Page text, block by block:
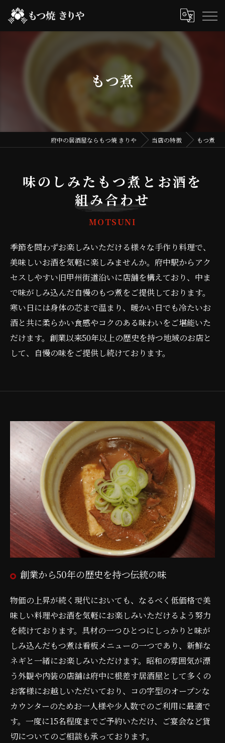
もつ煮
府中の居酒屋ならもつ焼 きりや 当店の特徴 もつ煮
味のしみたもつ煮とお酒を
組み合わせ
MOTSUNI
季節を問わずお楽しみいただける様々な手作り料理で、
美味しいお酒を気軽に楽しみませんか。府中駅からアク
セスしやすい旧甲州街道沿いに店舗を構えており、中ま
で味がしみ込んだ自慢のもつ煮をご提供しております。
寒い日には身体の芯まで温まり、暖かい日でも冷たいお
酒と共に柔らかい食感やコクのある味わいをご堪能いた
だけます。創業以来50年以上の歴史を持つ地域のお店と
して、自慢の味をご提供し続けております。
創業から50年の歴史を持つ伝統の味
物価の上昇が続く現代においても、なるべく低価格で美
味しい料理やお酒を気軽にお楽しみいただけるよう努力
を続けております。具材の一つひとつにしっかりと味が
しみ込んだもつ煮は看板メニューの一つであり、新鮮な
ネギと一緒にお楽しみいただけます。昭和の雰囲気が漂
う外観や内装の店舗は府中に根差す居酒屋として多くの
お客様にお越しいただいており、コの字型のオープンな
カウンターのためお一人様や少人数でのご利用に最適で
す。一度に15名程度までご予約いただけ、ご宴会など貸
切についてのご相談も承っております。